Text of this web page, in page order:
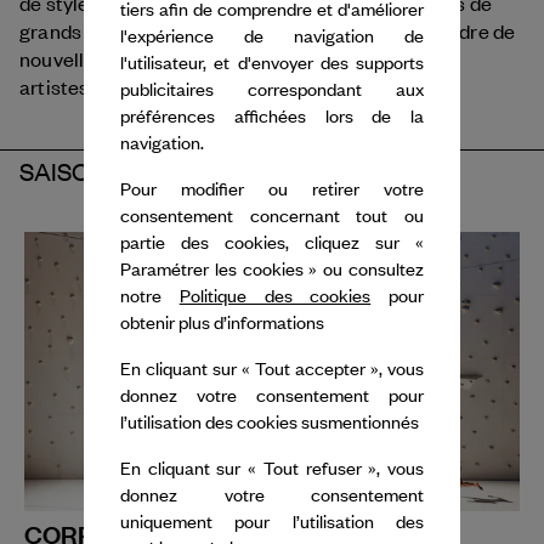
grands festivals d'art et de musique, ou dans le cadre de
nouvelles commandes originales passées par des
artistes locaux ou internationaux.
SAISON 2024-2025
CORPS EXTRÊMES
tiers afin de comprendre et d'améliorer
l'expérience de navigation de
l'utilisateur, et d'envoyer des supports
publicitaires correspondant aux
préférences affichées lors de la
navigation.
Pour modifier ou retirer votre
consentement concernant tout ou
partie des cookies, cliquez sur «
Paramétrer les cookies » ou consultez
notre Politique des cookies pour
obtenir plus d’informations
En cliquant sur « Tout accepter », vous
donnez votre consentement pour
l’utilisation des cookies susmentionnés
En cliquant sur « Tout refuser », vous
donnez votre consentement
uniquement pour l’utilisation des